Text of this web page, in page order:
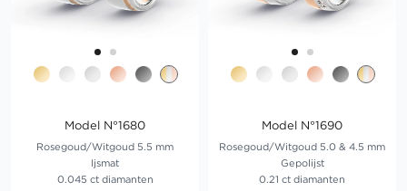
Model N°1680
Rosegoud/Witgoud 5.5 mm
Ijsmat
0.045 ct diamanten
Model N°1690
Rosegoud/Witgoud 5.0 & 4.5 mm
Gepolijst
0.21 ct diamanten